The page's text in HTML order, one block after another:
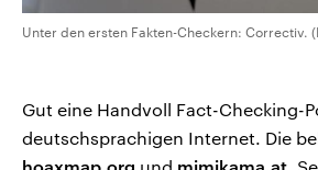
Unter den ersten Fakten-Checkern: Correctiv.
Gut eine Handvoll Fact-Checking-
deutschsprachigen Internet. Die